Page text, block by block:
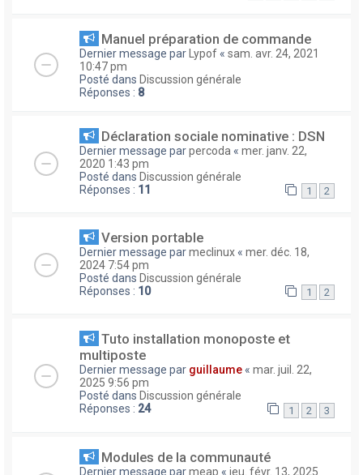
Manuel préparation de commande
Dernier message par Lypof « sam. avr. 24, 2021
10:47 pm
Posté dans Discussion générale
Réponses : 8
Déclaration sociale nominative : DSN
Dernier message parpercoda « mer. janv. 22,
2020 1:43 pm
Posté dans Discussion générale
Réponses : 11 1 2
Version portable
Dernier message parmeclinux « mer. déc. 18,
2024 7:54 pm
Posté dans Discussion générale
Réponses : 10 1 2
Tuto installation monoposte et
multiposte
Dernier message par guillaume « mar. juil. 22,
2025 9:56 pm
Posté dans Discussion générale
Réponses : 24 1 2 3
Modules de la communauté
Dernier message parmeap « jeu. févr. 13, 2025